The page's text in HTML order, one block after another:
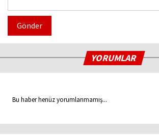
Gönder
YORUMLAR
Bu haber henüz yorumlanmamış...